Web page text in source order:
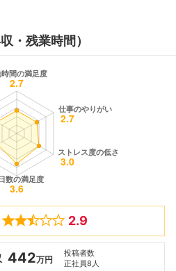
・残業時間）
2.9
442万円
投稿者数
正社員8人